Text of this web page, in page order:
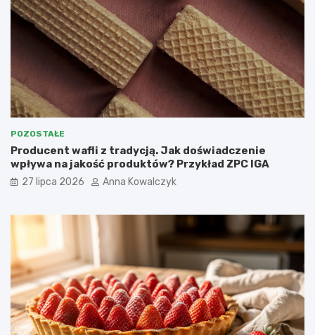
POZOSTAŁE
Producent wafli z tradycją. Jak doświadczenie
wpływa na jakość produktów? Przykład ZPC IGA
27 lipca 2026 Anna Kowalczyk